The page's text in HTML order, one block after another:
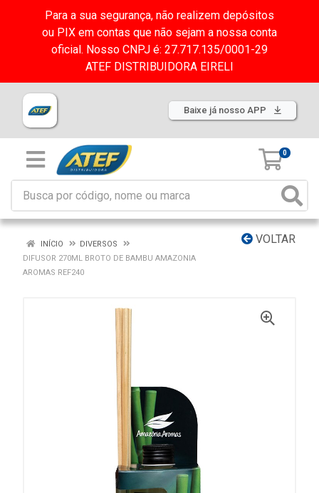
Para a sua segurança, não realizem depósitos
ou PIX em contas que não sejam a nossa conta
oficial. Nosso CNPJ é: 27.717.135/0001-29
ATEF DISTRIBUIDORA EIRELI
Baixe já nosso APP
0
VOLTAR
INÍCIO
DIVERSOS
DIFUSOR 270ML BROTO DE BAMBU AMAZONIA
AROMAS REF240